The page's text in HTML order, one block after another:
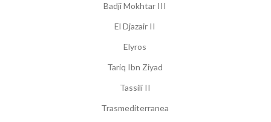
Badji Mokhtar III
El Djazair II
Elyros
Tariq Ibn Ziyad
Tassili II
Trasmediterranea